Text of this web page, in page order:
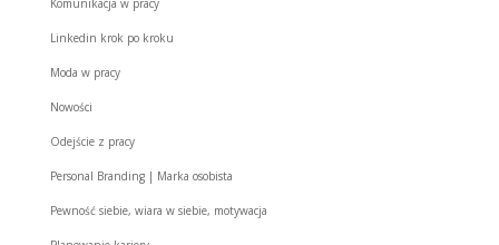
Linkedin krok po kroku
Moda w pracy
Nowości
Odejście z pracy
Personal Branding | Marka osobista
Pewność siebie, wiara w siebie, motywacja